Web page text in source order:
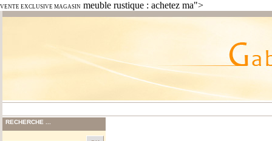
VENTE EXCLUSIVE MAGASIN meuble rustique : achetez ma">
RECHERCHE ...